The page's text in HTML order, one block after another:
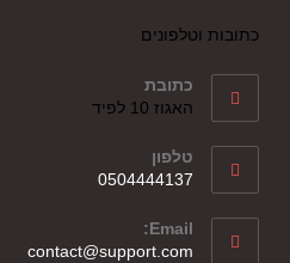
כתובות וטלפונים
כתובת
האגוז 10 לפיד
טלפון
0504444137
Email:
contact@support.com